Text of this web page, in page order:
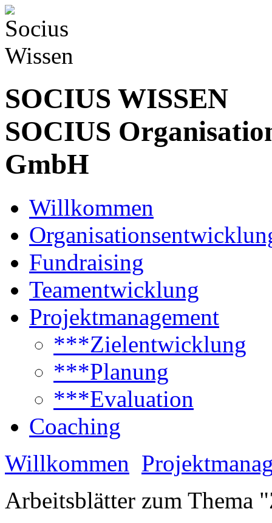
SOCIUS WISSEN
SOCIUS
GmbH
Willkommen
Fundraising
Teamentwicklung
Projektmanagement
***Zielentwicklung
***Planung
***Evaluation
Coaching
Willkommen
Arbeitsblätter zum Thema